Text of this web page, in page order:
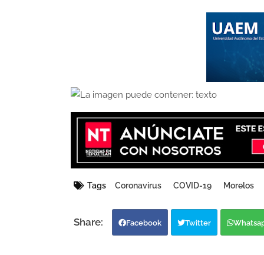
Tags Coronavirus COVID-19 Morelos
Facebook Twitter